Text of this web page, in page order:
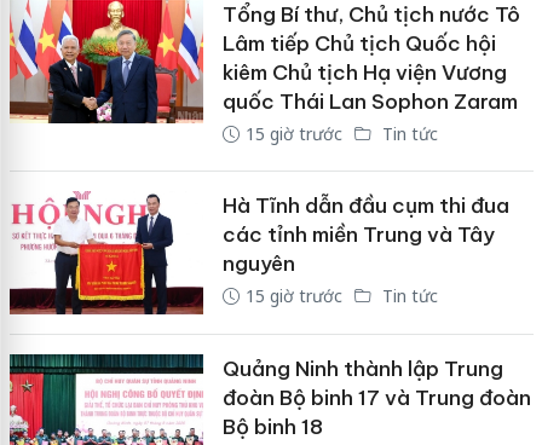
Tổng Bí thư, Chủ tịch nước Tô
Lâm tiếp Chủ tịch Quốc hội
kiêm Chủ tịch Hạ viện Vương
quốc Thái Lan Sophon Zaram
15 giờ trước Tin tức
Hà Tĩnh dẫn đầu cụm thi đua
các tỉnh miền Trung và Tây
nguyên
15 giờ trước Tin tức
Quảng Ninh thành lập Trung
đoàn Bộ binh 17 và Trung đoàn
Bộ binh 18